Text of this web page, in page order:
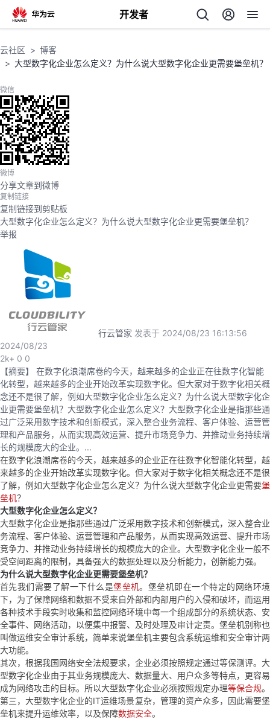
开发者
返
回
个
主
页
的
开
发
我
的
博
客
我
的
论
坛
我
的
圈
子
我
的
直
我
的
动
我
关
注
我
的
开
发
者
学
堂
我
我
的
Programs
我
的
支
持
我
的
我
云社区
博客
大型数字化企业怎么定义？为什么说大型数字化企业更需要堡垒机？
微信
微博
分享文章到微博
复制链接
复制链接到剪贴板
大型数字化企业怎么定义？为什么说大型数字化企业更需要堡垒机？
举报
行云管家 发表于 2024/08/23 16:13:56
2024/08/23
2k+ 0 0
【摘要】 在数字化浪潮席卷的今天，越来越多的企业正在往数字化智能
化转型，越来越多的企业开始改革实现数字化。但大家对于数字化相关概
念还不是很了解，例如大型数字化企业怎么定义？为什么说大型数字化企
业更需要堡垒机？大型数字化企业怎么定义？大型数字化企业是指那些通
过广泛采用数字技术和创新模式，深入整合业务流程、客户体验、运营管
理和产品服务，从而实现高效运营、提升市场竞争力、并推动业务持续增
长的规模庞大的企业。...
在数字化浪潮席卷的今天，越来越多的企业正在往数字化智能化转型，越
来越多的企业开始改革实现数字化。但大家对于数字化相关概念还不是很
了解，例如大型数字化企业怎么定义？为什么说大型数字化企业更需要堡
垒机？
大型数字化企业怎么定义？
大型数字化企业是指那些通过广泛采用数字技术和创新模式，深入整合业
务流程、客户体验、运营管理和产品服务，从而实现高效运营、提升市场
竞争力、并推动业务持续增长的规模庞大的企业。大型数字化企业一般不
受空间距离的限制，具备强大的数据处理以及分析能力，创新能力强。
为什么说大型数字化企业更需要堡垒机？
首先我们需要了解一下什么是堡垒机。堡垒机即在一个特定的网络环境
下，为了保障网络和数据不受来自外部和内部用户的入侵和破坏，而运用
各种技术手段实时收集和监控网络环境中每一个组成部分的系统状态、安
全事件、网络活动，以便集中报警、及时处理及审计定责。堡垒机别称也
叫做运维安全审计系统，简单来说堡垒机主要包含系统运维和安全审计两
大功能。
其次，根据我国网络安全法规要求，企业必须按照规定通过等保测评。大
型数字化企业由于其业务规模庞大、数据量大、用户众多等特点，更容易
成为网络攻击的目标。所以大型数字化企业必须按照规定办理等保合规。
第三，大型数字化企业的IT运维场景复杂，管理的资产众多，因此需要堡
垒机来提升运维效率，以及保障数据安全。